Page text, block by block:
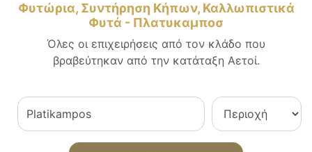
Φυτώρια, Συντήρηση Κήπων, Καλλωπιστικά
Φυτά - Πλατυκαμποσ
Όλες οι επιχειρήσεις από τον κλάδο που
βραβεύτηκαν από την κατάταξη Αετοί.